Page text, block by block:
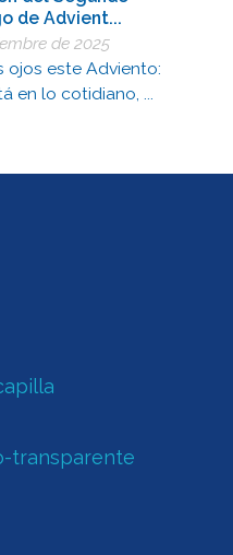
de Advient...
de 2025
ojos este Adviento:
en lo cotidiano, ...